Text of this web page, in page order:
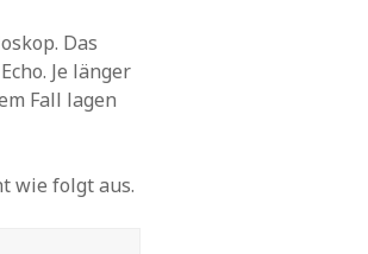
Das
Je länger
Fall lagen
wie folgt aus.